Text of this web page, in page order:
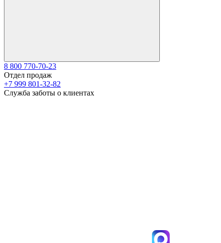
8 800 770-70-23
Отдел продаж
+7 999 801-32-82
Служба заботы о клиентах